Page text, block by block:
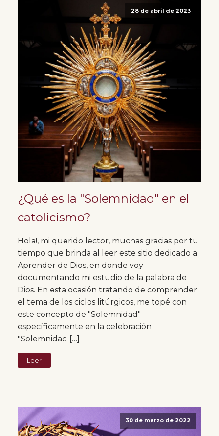
28 de abril de 2023
¿Qué es la "Solemnidad" en el
catolicismo?
Hola!, mi querido lector, muchas gracias por tu
tiempo que brinda al leer este sitio dedicado a
Aprender de Dios, en donde voy
documentando mi estudio de la palabra de
Dios. En esta ocasión tratando de comprender
el tema de los ciclos litúrgicos, me topé con
este concepto de "Solemnidad"
específicamente en la celebración
"Solemnidad […]
Leer
30 de marzo de 2022